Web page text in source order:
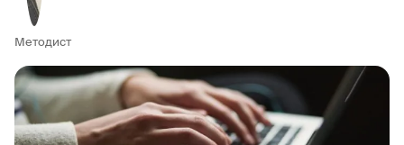
Методист